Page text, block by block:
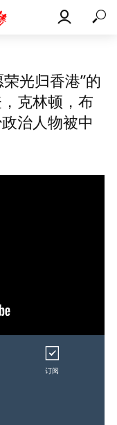
光归香港”的
克林顿，布
治人物被中
订阅